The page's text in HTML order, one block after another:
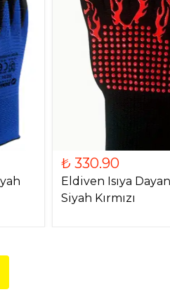
₺ 330.90
Eldiven Isıya
Siyah Kırmızı